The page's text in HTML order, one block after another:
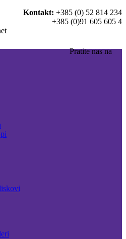
Kontakt: +385 (0) 52 814 234
+385 (0)91 605 605 4
Pratite nas na